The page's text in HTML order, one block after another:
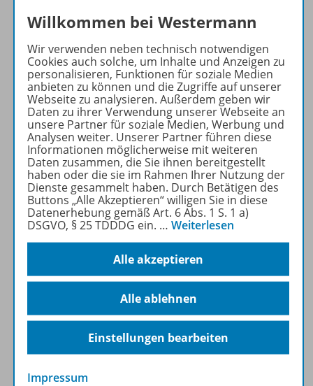
Die führende Zeitschrift für
die Unterrichtspraxis!
Ihr Wegweiser zu den
wichtigsten Seiten von PRAXIS
GEOGRAPHIE:
zu den Abo-Angeboten
zum Zeitschriftenkiosk
zum Online-Archiv
Mehr zur Zeitschrift
Informationen
Beschreibung
Willkommen bei Westermann
Wir verwenden neben technisch notwendigen
Cookies auch solche, um Inhalte und Anzeigen zu
personalisieren, Funktionen für soziale Medien
anbieten zu können und die Zugriffe auf unserer
Webseite zu analysieren. Außerdem geben wir
Daten zu ihrer Verwendung unserer Webseite an
unsere Partner für soziale Medien, Werbung und
Analysen weiter. Unserer Partner führen diese
Informationen möglicherweise mit weiteren
Daten zusammen, die Sie ihnen bereitgestellt
haben oder die sie im Rahmen Ihrer Nutzung der
Dienste gesammelt haben. Durch Betätigen des
Buttons „Alle Akzeptieren“ willigen Sie in diese
Datenerhebung gemäß Art. 6 Abs. 1 S. 1 a)
DSGVO, § 25 TDDDG ein. … Weiterlesen
Alle akzeptieren
Alle ablehnen
Einstellungen bearbeiten
Impressum